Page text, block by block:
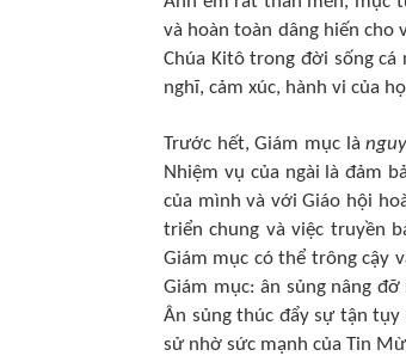
và hoàn toàn dâng hiến cho
Chúa Kitô trong đời sống
nghĩ, cảm xúc, hành vi của
Trước hết, Giám mục là
Nhiệm vụ của ngài là đảm
của mình và với Giáo hội
triển chung và việc truyền
Giám mục có thể trông cậy
Giám mục: ân sủng nâng
Ân sủng thúc đẩy sự tận
sử nhờ sức mạnh của Tin